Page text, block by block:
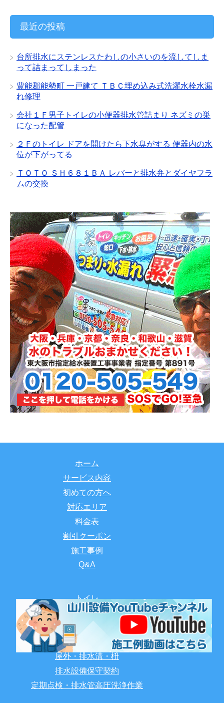
カ
ブ
最近の投稿
台所排水にステンレスたわしの小さいのを流してしま
って詰まってしまった
豊能郡能勢町 一戸建て ＴＢＣ埋め込み式洗濯水栓水漏
れ修理
会社１Ｆ男子トイレの小便器排水管詰まり ネズミの巣
になった配管
２Ｆのトイレ ドアを開けたら下水臭がする 便器内の水
位が下がってる
ＴＯＴＯ ＳＨ６８１ＢＡ レバーと排水弁とダイヤフラ
ムの交換
ホーム
サービス内容
初めての方へ
対応エリア
料金表
割引クーポン
施工事例
Q&A
トイレ
キッチン
お風呂
洗面所・洗濯機
屋外・排水溝・枡
排水設備保守契約
定期点検・排水管高圧洗浄作業